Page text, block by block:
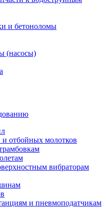
и бетоноломы
(насосы)
и отбойных молотков
вибраторам
и пневмоподатчикам